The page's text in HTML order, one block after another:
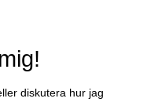
diskutera hur jag